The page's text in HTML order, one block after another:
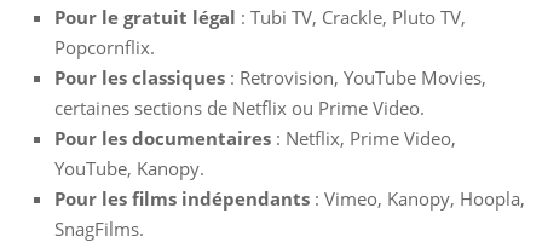
Pour le gratuit légal : Tubi TV, Crackle, Pluto TV,
Popcornflix.
Pour les classiques : Retrovision, YouTube Movies,
certaines sections de Netflix ou Prime Video.
Pour les documentaires : Netflix, Prime Video,
YouTube, Kanopy.
Pour les films indépendants : Vimeo, Kanopy, Hoopla,
SnagFilms.